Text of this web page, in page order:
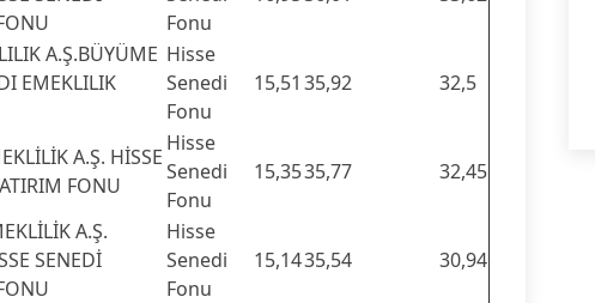
Fonu
A.Ş.BÜYÜME
EMEKLILIK
Hisse
Senedi
Fonu
15,51 35,92 32,5
A.Ş. HİSSE
FONU
Hisse
Senedi
Fonu
15,3535,77 32,45
A.Ş.
SENEDİ
Hisse
Senedi
Fonu
15,1435,54 30,94